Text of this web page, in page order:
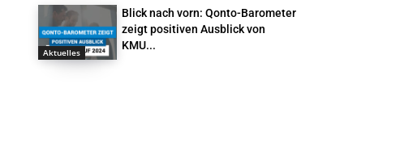
Aktuelles
Blick nach vorn: Qonto-Barometer
zeigt positiven Ausblick von
KMU...